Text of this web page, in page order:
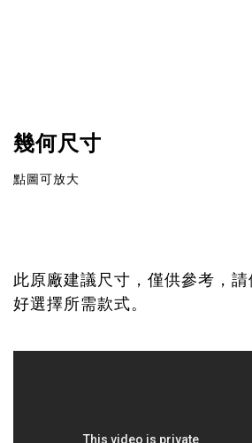
幾何尺寸
點圖可放大
此原廠建議尺寸，僅供參考，
好選擇所需款式。